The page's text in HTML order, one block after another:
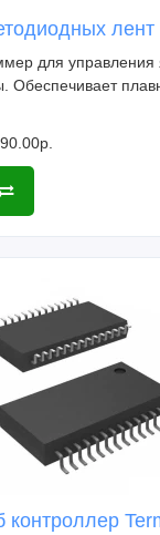
для управления
Обеспечивает
контроллер